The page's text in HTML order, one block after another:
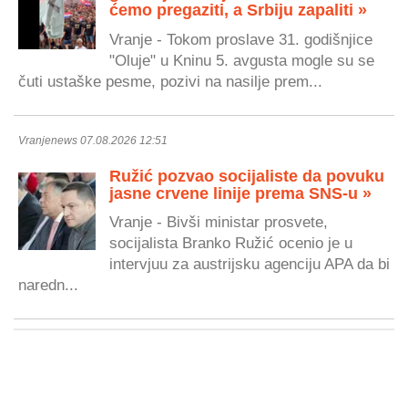
ćemo pregaziti, a Srbiju zapaliti »
Vranje - Tokom proslave 31. godišnjice
"Oluje" u Kninu 5. avgusta mogle su se
čuti ustaške pesme, pozivi na nasilje prem...
Vranjenews 07.08.2026 12:51
Ružić pozvao socijaliste da povuku
jasne crvene linije prema SNS-u »
Vranje - Bivši ministar prosvete,
socijalista Branko Ružić ocenio je u
intervjuu za austrijsku agenciju APA da bi
naredn...